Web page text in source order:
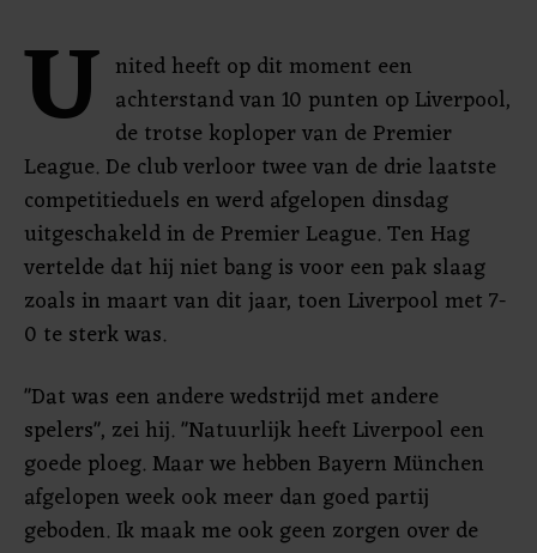
U nited heeft op dit moment een
achterstand van 10 punten op Liverpool,
de trotse koploper van de Premier
League. De club verloor twee van de drie laatste
competitieduels en werd afgelopen dinsdag
uitgeschakeld in de Premier League. Ten Hag
vertelde dat hij niet bang is voor een pak slaag
zoals in maart van dit jaar, toen Liverpool met 7-
0 te sterk was.
"Dat was een andere wedstrijd met andere
spelers", zei hij. "Natuurlijk heeft Liverpool een
goede ploeg. Maar we hebben Bayern München
afgelopen week ook meer dan goed partij
geboden. Ik maak me ook geen zorgen over de